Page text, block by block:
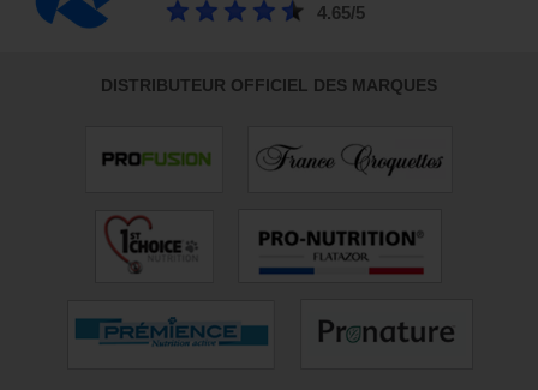
4.65/5
DISTRIBUTEUR OFFICIEL DES MARQUES